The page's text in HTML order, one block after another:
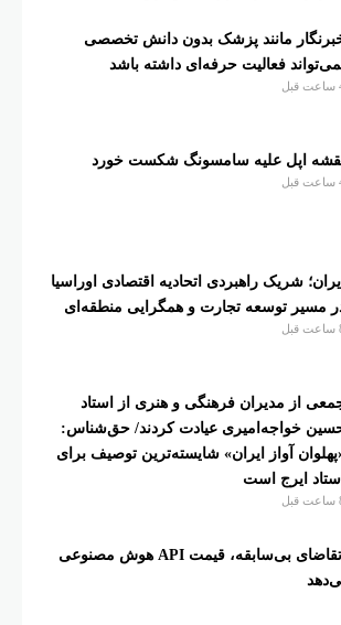
مانند پزشک بدون دانش تخصصی
فعالیت حرفه‌ای داشته باشد
اپل علیه سامسونگ شکست خورد
ایران؛ شریک راهبردی اتحادیه اقتصادی اوراسیا
مسیر توسعه تجارت و همگرایی منطقه‌ای
از مدیران فرهنگی و هنری از استاد
خواجه‌امیری عیادت کردند/ حق‌شناس:
آواز ایران» شایسته‌ترین توصیف برای
استاد ایرج است
دیپ‌سیک به‌دلیل تقاضای بی‌سابقه، قیمت API هوش مصنوعی